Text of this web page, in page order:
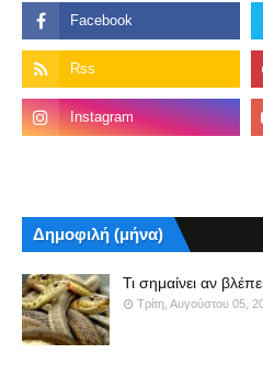
Δημοφιλή (μήνα)
Τι σημαίνει αν
Τρίτη, Αυγούστου 05,